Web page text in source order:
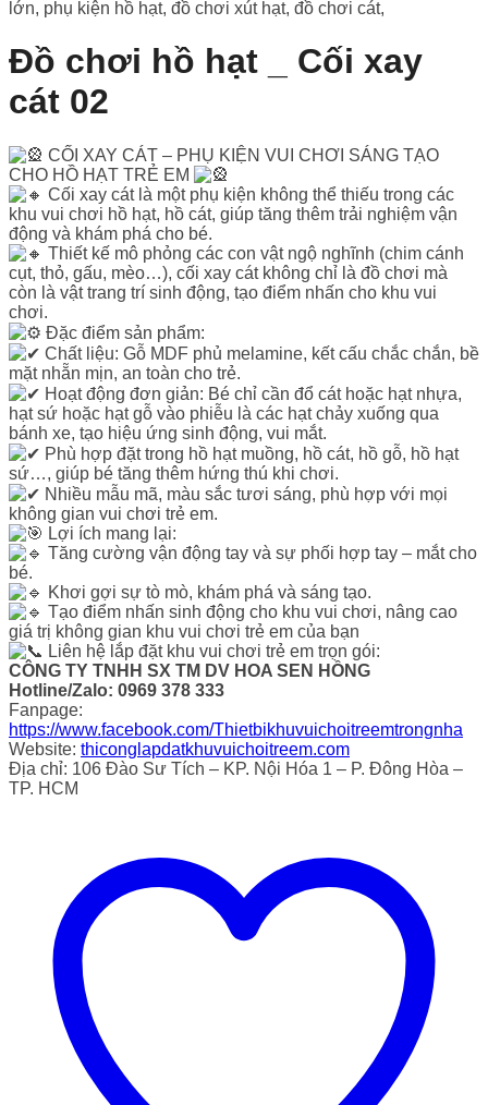
Đồ chơi hồ hạt _ Cối xay
cát 02
CỐI XAY CÁT – PHỤ KIỆN VUI CHƠI SÁNG TẠO
CHO HỒ HẠT TRẺ EM
Cối xay cát là một phụ kiện không thể thiếu trong các
khu vui chơi hồ hạt, hồ cát, giúp tăng thêm trải nghiệm vận
động và khám phá cho bé.
Thiết kế mô phỏng các con vật ngộ nghĩnh (chim cánh
cụt, thỏ, gấu, mèo…), cối xay cát không chỉ là đồ chơi mà
còn là vật trang trí sinh động, tạo điểm nhấn cho khu vui
chơi.
Đặc điểm sản phẩm:
Chất liệu: Gỗ MDF phủ melamine, kết cấu chắc chắn, bề
mặt nhẵn mịn, an toàn cho trẻ.
Hoạt động đơn giản: Bé chỉ cần đổ cát hoặc hạt nhựa,
hạt sứ hoặc hạt gỗ vào phiễu là các hạt chảy xuống qua
bánh xe, tạo hiệu ứng sinh động, vui mắt.
Phù hợp đặt trong hồ hạt muồng, hồ cát, hồ gỗ, hồ hạt
sứ…, giúp bé tăng thêm hứng thú khi chơi.
Nhiều mẫu mã, màu sắc tươi sáng, phù hợp với mọi
không gian vui chơi trẻ em.
Lợi ích mang lại:
Tăng cường vận động tay và sự phối hợp tay – mắt cho
bé.
Khơi gợi sự tò mò, khám phá và sáng tạo.
Tạo điểm nhấn sinh động cho khu vui chơi, nâng cao
giá trị không gian khu vui chơi trẻ em của bạn
Liên hệ lắp đặt khu vui chơi trẻ em trọn gói:
CÔNG TY TNHH SX TM DV HOA SEN HỒNG
Hotline/Zalo: 0969 378 333
Fanpage:
https://www.facebook.com/Thietbikhuvuichoitreemtrongnha
Website: thiconglapdatkhuvuichoitreem.com
Địa chỉ: 106 Đào Sư Tích – KP. Nội Hóa 1 – P. Đông Hòa –
TP. HCM